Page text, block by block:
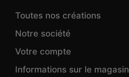
Toutes nos créations
Notre société
Votre compte
Informations sur le magasin